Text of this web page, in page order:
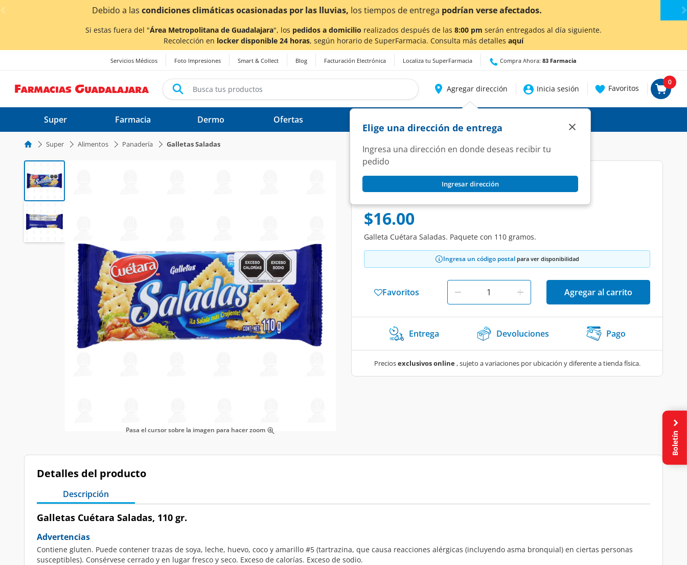
< div class="carousel-inner"> ¡Ahora también en Aguascalientes! Daclic aquípara conocer detalles.
Si estas fuera del "Área Metropolitana de Guadalajara", los pedidos a domicilio realizados después de las 8:00 pm serán entregados al día siguiente.
Recolección en locker disponible 24 horas, según horario de SuperFarmacia. Consulta más detalles aquí
Servicios Médicos Foto Impresiones Smart & Collect Blog Facturación Electrónica Localiza tu SuperFarmacia Compra Ahora: 83 Farmacia
Agregar dirección
Elige una dirección de entrega
Ingresa una dirección en donde deseas recibir tu
pedido
Ingresar dirección
×
Inicia sesión Favoritos
0
Super Farmacia Dermo Ofertas
Super Alimentos Panadería Galletas Saladas
Pasa el cursor sobre la imagen para hacer zoom
CUÉTARA
Galletas Cuétara Saladas, 110 gr.
$16.00
Galleta Cuétara Saladas. Paquete con 110 gramos.
Ingresa un código postal para ver disponibilidad
Favoritos Agregar al carrito
Entrega Devoluciones Pago
Preciosexclusivos online, sujeto a variaciones por ubicación y diferente a tienda física.
Detalles del producto
Descripción
Galletas Cuétara Saladas, 110 gr.
Advertencias
Contiene gluten. Puede contener trazas de soya, leche, huevo, coco y amarillo #5 (tartrazina, que causa reacciones alérgicas (incluyendo asma bronquial) en ciertas personas
susceptibles). Consérvese cerrado y en lugar fresco y seco. Exceso de calorías. Exceso de sodio.
Boletín